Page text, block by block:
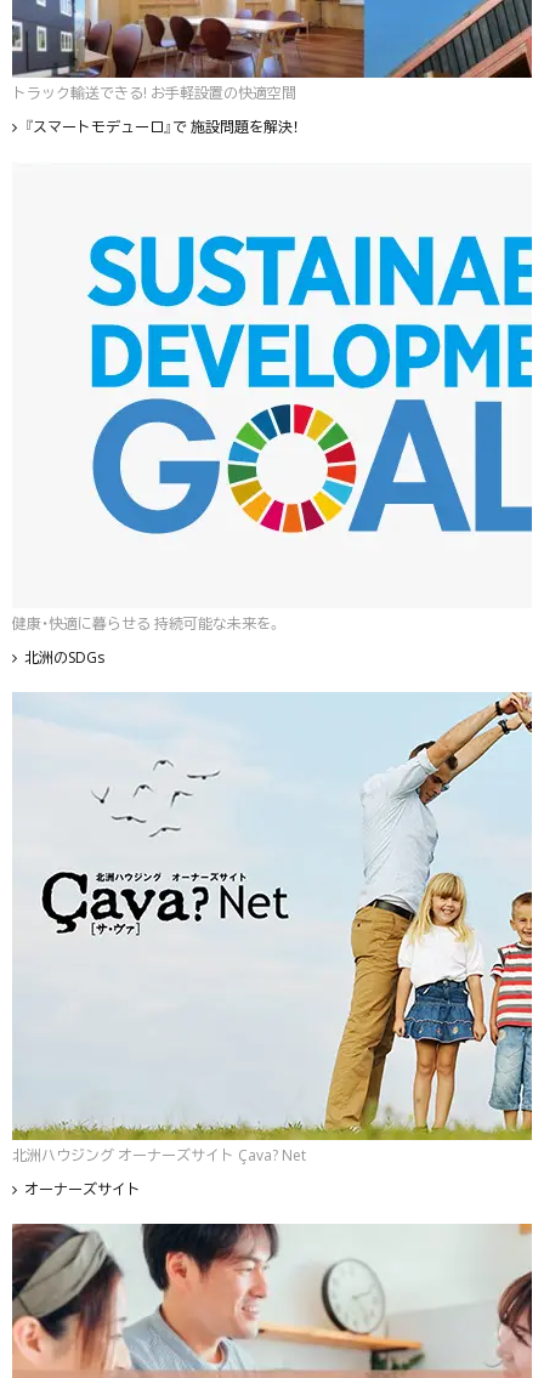
トラック輸送できる! お手軽設置の快適空間
『スマートモデューロ』で 施設問題を解決！
健康・快適に暮らせる 持続可能な未来を。
北洲のSDGs
北洲ハウジング オーナーズサイト Çava? Net
オーナーズサイト